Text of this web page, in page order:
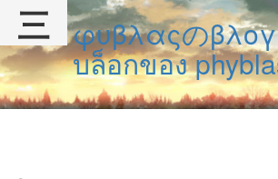
φυβλαςのβλογ
บล็อกของ
三